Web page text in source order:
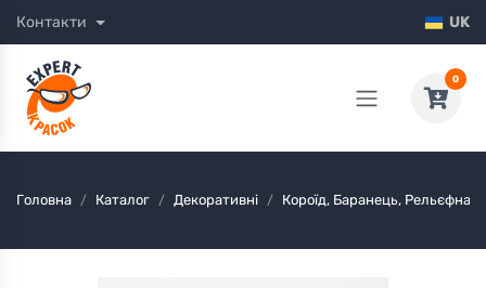
Контакти UK
0
Головна Каталог Декоративні Короїд, Баранець, Рельєфна